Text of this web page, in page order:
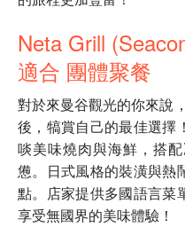
Neta Grill
適合 團體聚餐
對於來曼谷觀光的你來說
後，犒賞自己的最佳選擇
啖美味燒肉與海鮮，搭
憊。日式風格的裝潢與熱
點。店家提供多國語言菜
享受無國界的美味體驗！